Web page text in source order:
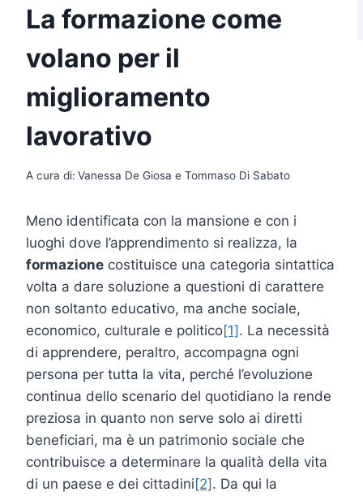
La formazione come
volano per il
miglioramento
lavorativo
A cura di: Vanessa De Giosa e Tommaso Di Sabato
Meno identificata con la mansione e con i
luoghi dove l’apprendimento si realizza, la
formazione costituisce una categoria sintattica
volta a dare soluzione a questioni di carattere
non soltanto educativo, ma anche sociale,
economico, culturale e politico[1]. La necessità
di apprendere, peraltro, accompagna ogni
persona per tutta la vita, perché l’evoluzione
continua dello scenario del quotidiano la rende
preziosa in quanto non serve solo ai diretti
beneficiari, ma è un patrimonio sociale che
contribuisce a determinare la qualità della vita
di un paese e dei cittadini[2]. Da qui la